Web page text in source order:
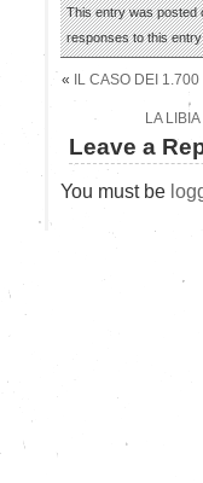
This entry was posted
responses to this
« IL CASO DEI
LA
Leave a
You must be